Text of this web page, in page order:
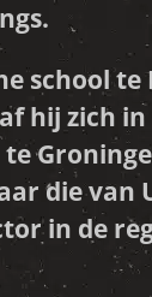
school te
hij zich in
te
die van
in de